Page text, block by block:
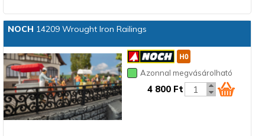
NOCH 14209 Wrought Iron Railings
Azonnal megvásárolható
4 800 Ft